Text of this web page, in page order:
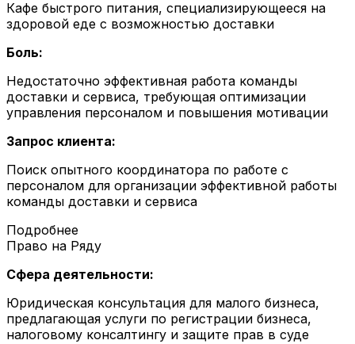
Кафе быстрого питания, специализирующееся на
здоровой еде с возможностью доставки
Боль:
Недостаточно эффективная работа команды
доставки и сервиса, требующая оптимизации
управления персоналом и повышения мотивации
Запрос клиента:
Поиск опытного координатора по работе с
персоналом для организации эффективной работы
команды доставки и сервиса
Подробнее
Право на Ряду
Сфера деятельности:
Юридическая консультация для малого бизнеса,
предлагающая услуги по регистрации бизнеса,
налоговому консалтингу и защите прав в суде